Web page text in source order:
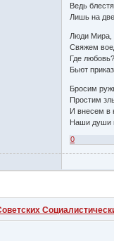
Ведь
Лишь на
Люди Мира,
Свяжем
Где
Бьют
Бросим
Простим
И внесем в
Наши души
0